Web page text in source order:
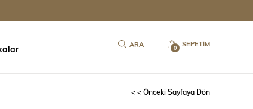
SEPETIM
0
< < Önceki Sayfaya Dön